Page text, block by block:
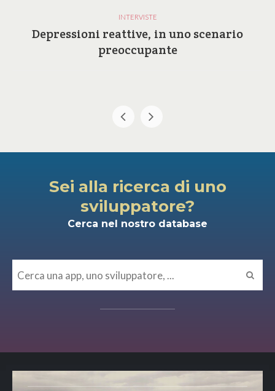
INTERVISTE
Depressioni reattive, in uno scenario
preoccupante
Sei alla ricerca di uno
sviluppatore?
Cerca nel nostro database